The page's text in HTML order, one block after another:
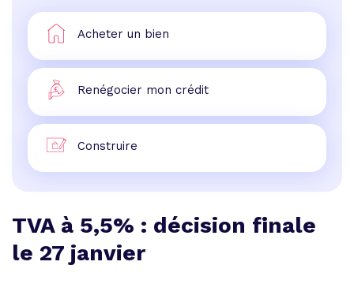
Acheter un bien
Renégocier mon crédit
Construire
TVA à 5,5% : décision finale
le 27 janvier